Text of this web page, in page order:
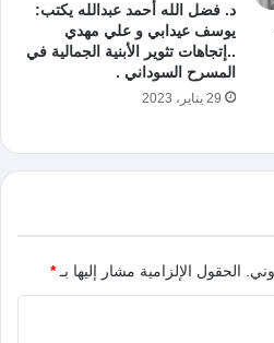
د. فضل الله أحمد عبدالله يكتب:
يوسف عيدابي و علي مهدي
..إتجاهات تثوير الأبنية الجمالية في
المسرح السوداني .
29 يناير، 2023
الحقول الإلزامية مشار إليها بـ*